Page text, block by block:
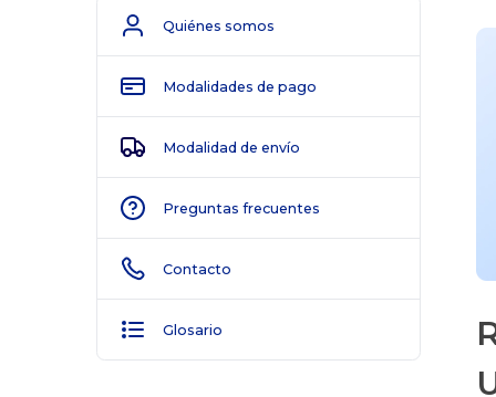
Quiénes somos
Modalidades de pago
Modalidad de envío
Preguntas frecuentes
Contacto
Glosario